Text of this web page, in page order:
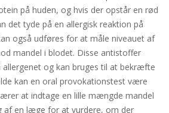
på huden, og hvis der opstår en rød
det tyde på en allergisk reaktion på
også udføres for at måle niveauet af
mandel i blodet. Disse antistoffer
og kan bruges til at bekræfte
kan en oral provokationstest være
at indtage en lille mængde mandel
af en læge for at vurdere, om der